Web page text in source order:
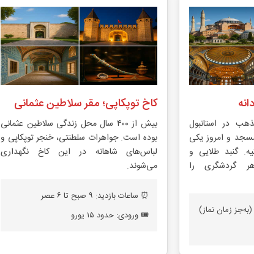
در استانبول
و امروز یکی
گنبد طلایی و
گردشگری را
زمان نماز)
کاخ توپکاپی؛ مقر سلاطین عثمانی
بیش از ۴۰۰ سال محل زندگی سلاطین عثمانی
بوده است. جواهرات سلطنتی، خنجر توپکاپی و
لباس‌های شاهانه در این کاخ نگهداری
می‌شوند.
⏰ ساعات بازدید: ۹ صبح تا ۶ عصر
🎟️ ورودی: حدود ۱۵ یورو